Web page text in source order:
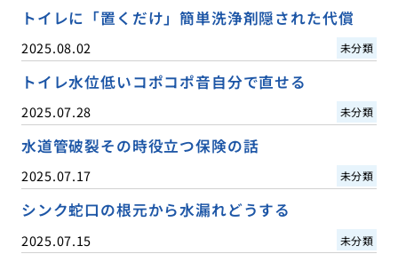
トイレに「置くだけ」簡単洗浄剤隠された代償
2025.08.02 未分類
トイレ水位低いコポコポ音自分で直せる
2025.07.28 未分類
水道管破裂その時役立つ保険の話
2025.07.17 未分類
シンク蛇口の根元から水漏れどうする
2025.07.15 未分類